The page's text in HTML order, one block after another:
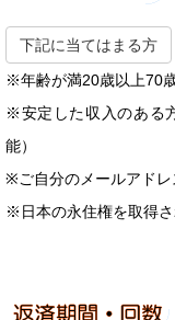
下記に当てはまる方
※年齢が満20歳以上70
※安定した収入のある
能）
※ご自分のメールアド
※日本の永住権を取得